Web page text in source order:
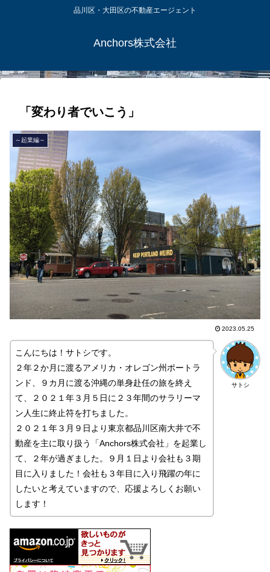
品川区・大田区の不動産エージェント
Anchors株式会社
「変わり者でいこう」
～起業編～
2023.05.25
サトシ
こんにちは！サトシです。
２年２か月に渡るアメリカ・オレゴン州ポートラ
ンド、９カ月に渡る沖縄の単身赴任の旅を終え
て、２０２１年３月５日に２３年間のサラリーマ
ン人生に終止符を打ちました。
２０２１年３月９日より東京都品川区南大井で不
動産を主に取り扱う「Anchors株式会社」を起業し
て、２年が過ぎました。９月１日より会社も３期
目に入りました！会社も３年目に入り飛躍の年に
したいと考えていますので、応援よろしくお願い
します！